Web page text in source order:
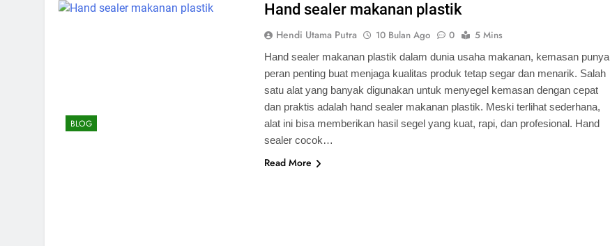
BLOG
Hand sealer makanan plastik
Hendi Utama Putra 10 Bulan Ago 0 5 Mins
Hand sealer makanan plastik dalam dunia usaha makanan, kemasan punya
peran penting buat menjaga kualitas produk tetap segar dan menarik. Salah
satu alat yang banyak digunakan untuk menyegel kemasan dengan cepat
dan praktis adalah hand sealer makanan plastik. Meski terlihat sederhana,
alat ini bisa memberikan hasil segel yang kuat, rapi, dan profesional. Hand
sealer cocok…
Read More